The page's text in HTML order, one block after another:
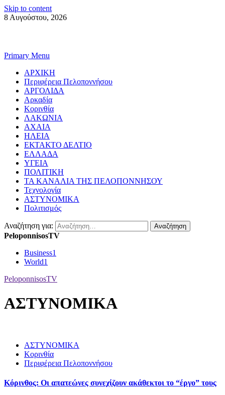
Skip to content
8 Αυγούστου, 2026
Primary Menu
ΑΡΧΙΚΗ
Περιφέρεια Πελοποννήσου
ΑΡΓΟΛΙΔΑ
Αρκαδία
Κορινθία
ΛΑΚΩΝΙΑ
ΑΧΑΙΑ
ΗΛΕΙΑ
ΕΚΤΑΚΤΟ ΔΕΛΤΙΟ
ΕΛΛΑΔΑ
ΥΓΕΙΑ
ΠΟΛΙΤΙΚΗ
ΤΑ ΚΑΝΑΛΙΑ ΤΗΣ ΠΕΛΟΠΟΝΝΗΣΟΥ
Τεχνολογία
ΑΣΤΥΝΟΜΙΚΑ
Πολιτισμός
Αναζήτηση για:
PeloponnisosTV
Business1
World1
PeloponnisosTV
ΑΣΤΥΝΟΜΙΚΑ
ΑΣΤΥΝΟΜΙΚΑ
Κορινθία
Περιφέρεια Πελοποννήσου
Κόρινθος: Οι απατεώνες συνεχίζουν ακάθεκτοι το “έργο” τους